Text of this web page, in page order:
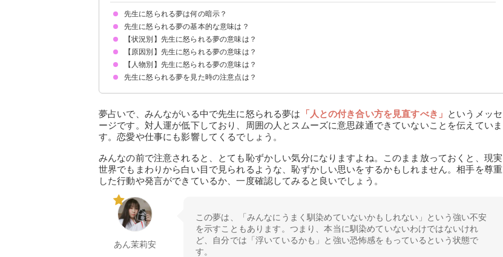
先生に怒られる夢は何の暗示？
先生に怒られる夢の基本的な意味は？
改善点を暗示する警告夢
社会人が見たら自信のなさを暗示
状況や原因で意味が決まる
【状況別】先生に怒られる夢の意味は？
みんなの前で先生に怒られる夢【警告夢】
先生に怒られて反抗する夢【警告夢】
授業中に先生に怒られる夢【警告夢】
先生に怒られて呆れられる夢【凶夢】
友達が先生に怒られる夢【警告夢】
先生に怒られて泣く夢【吉夢】
家で先生に怒られる夢【凶夢】
先生に怒られて先生を殺す夢【吉夢】
【原因別】先生に怒られる夢の意味は？
遅刻して先生に怒られる夢【凶夢】
宿題を忘れて先生に怒られる夢【警告夢】
騒ぎすぎて先生に怒られる夢【凶夢】
テストの点が悪くて先生に怒られる夢【警告夢】
クラスメイトと喧嘩して先生に怒られる夢【吉夢】
物を壊して先生に怒られる夢【凶夢】
【人物別】先生に怒られる夢の意味は？
学校の先生に怒られる夢【凶夢】
塾の先生に怒られる夢【警告夢】
病院の先生に怒られる夢【凶夢】
先生に怒られる夢を見た時の注意点は？
夢占いで、みんながいる中で先生に怒られる夢は 「人との付き合い方を見直すべき」 というメッセ
ージです。対人運が低下しており、周囲の人とスムーズに意思疎通できていないことを伝えていま
す。恋愛や仕事にも影響してくるでしょう。
みんなの前で注意されると、とても恥ずかしい気分になりますよね。このまま放っておくと、現実
世界でもまわりから白い目で見られるような、恥ずかしい思いをするかもしれません。相手を尊重
した行動や発言ができているか、一度確認してみると良いでしょう。
あん茉莉安
この夢は、「みんなにうまく馴染めていないかもしれない」という強い不安
を示すこともあります。つまり、本当に馴染めていないわけではないけれ
ど、自分では「浮いているかも」と強い恐怖感をもっているという状態で
す。